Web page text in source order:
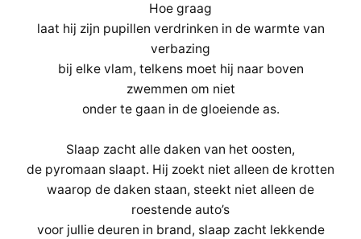
Hoe graag
laat hij zijn pupillen verdrinken in de warmte van
verbazing
bij elke vlam, telkens moet hij naar boven
zwemmen om niet
onder te gaan in de gloeiende as.
Slaap zacht alle daken van het oosten,
de pyromaan slaapt. Hij zoekt niet alleen de krotten
waarop de daken staan, steekt niet alleen de
roestende auto’s
voor jullie deuren in brand, slaap zacht lekkende